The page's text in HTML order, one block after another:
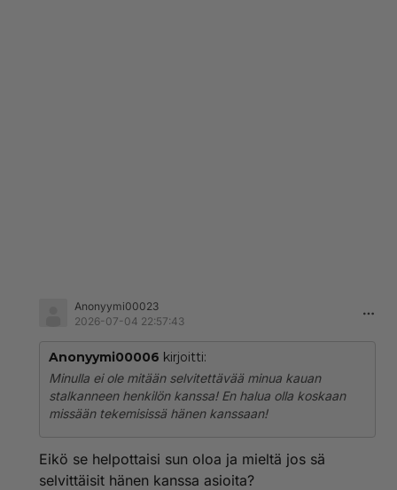
Anonyymi00023
2026-07-04 22:57:43
Anonyymi00006 kirjoitti:
Minulla ei ole mitään selvitettävää minua kauan
stalkanneen henkilön kanssa! En halua olla koskaan
missään tekemisissä hänen kanssaan!
Eikö se helpottaisi sun oloa ja mieltä jos sä
selvittäisit hänen kanssa asioita?